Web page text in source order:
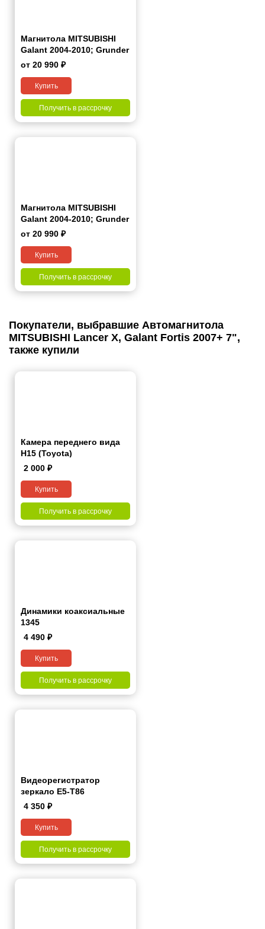
Магнитола MITSUBISHI
Galant 2004-2010; Grunder
2007+ 7 дюймов - 10.1
от 20 990 ₽
Купить
Получить в рассрочку
Магнитола MITSUBISHI
Galant 2004-2010; Grunder
2007+ 7 дюймов - 10.1
от 20 990 ₽
Купить
Получить в рассрочку
Покупатели, выбравшие Автомагнитола
MITSUBISHI Lancer Х, Galant Fortis 2007+ 7",
также купили
Камера переднего вида
H15 (Toyota)
2 000 ₽
Купить
Получить в рассрочку
Динамики коаксиальные
1345
4 490 ₽
Купить
Получить в рассрочку
Видеорегистратор
зеркало E5-T86
4 350 ₽
Купить
Получить в рассрочку